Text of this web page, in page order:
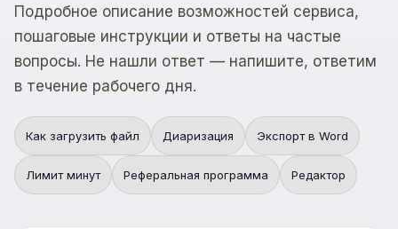
Подробное описание возможностей сервиса,
пошаговые инструкции и ответы на частые
вопросы. Не нашли ответ — напишите, ответим
в течение рабочего дня.
Как загрузить файл Диаризация Экспорт в Word
Лимит минут Реферальная программа Редактор